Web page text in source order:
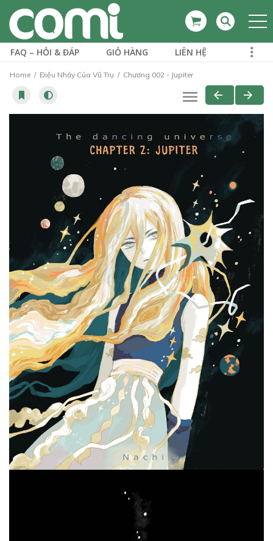
FAQ – HỎI & ĐÁP GIỎ HÀNG LIÊN HỆ
Home Điệu Nhảy Của Vũ Trụ Chương 002 - Jupiter